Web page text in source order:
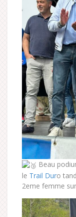
Beau
le Trail Duro
2eme femme